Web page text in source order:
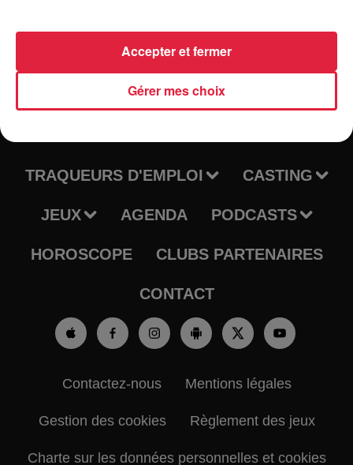
TRAQUEURS D'EMPLOI CASTING
JEUX AGENDA PODCASTS
HOROSCOPE CLUBS PARTENAIRES
CONTACT
Contactez-nous Mentions légales
Gestion des cookies Règlement des jeux
Charte sur les données personnelles et cookies
Gérer mes choix
Accepter et fermer